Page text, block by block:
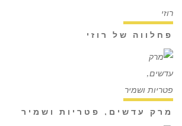
פחלווה של רוזי
מרק עדשים, פטריות ושמיר